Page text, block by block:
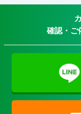
確認・ご